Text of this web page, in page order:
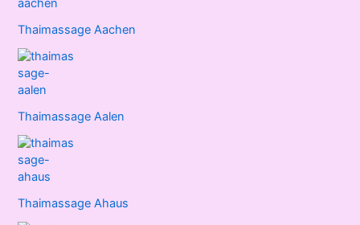
Thaimassage Aachen
Thaimassage Aalen
Thaimassage Ahaus